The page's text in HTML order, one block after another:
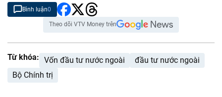
Bình luận0
Theo dõi VTV Money trên
Từ khóa: Vốn đầu tư nước ngoài
đầu tư nước ngoài
Bộ Chính trị